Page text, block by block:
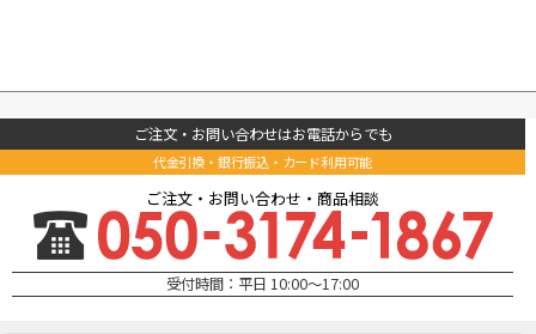
ご注文・お問い合わせはお電話からでも
代金引換・銀行振込・カード利用可能
ご注文・お問い合わせ・商品相談
受付時間：平日 10:00～17:00